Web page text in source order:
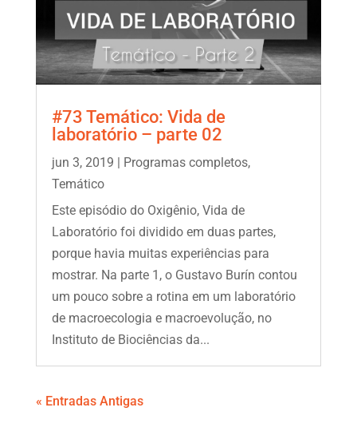
#73 Temático: Vida de
laboratório – parte 02
jun 3, 2019 Programas completos,
Temático
Este episódio do Oxigênio, Vida de
Laboratório foi dividido em duas partes,
porque havia muitas experiências para
mostrar. Na parte 1, o Gustavo Burín contou
um pouco sobre a rotina em um laboratório
de macroecologia e macroevolução, no
Instituto de Biociências da...
« Entradas Antigas